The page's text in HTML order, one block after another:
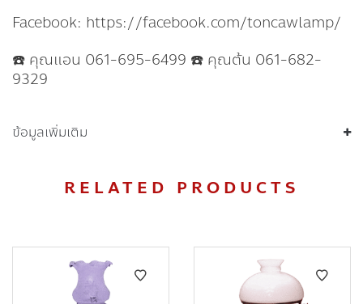
Facebook: https://facebook.com/toncawlamp/
☎️ คุณแอน 061-695-6499 ☎️ คุณต้น 061-682-
9329
ข้อมูลเพิ่มเติม
RELATED PRODUCTS